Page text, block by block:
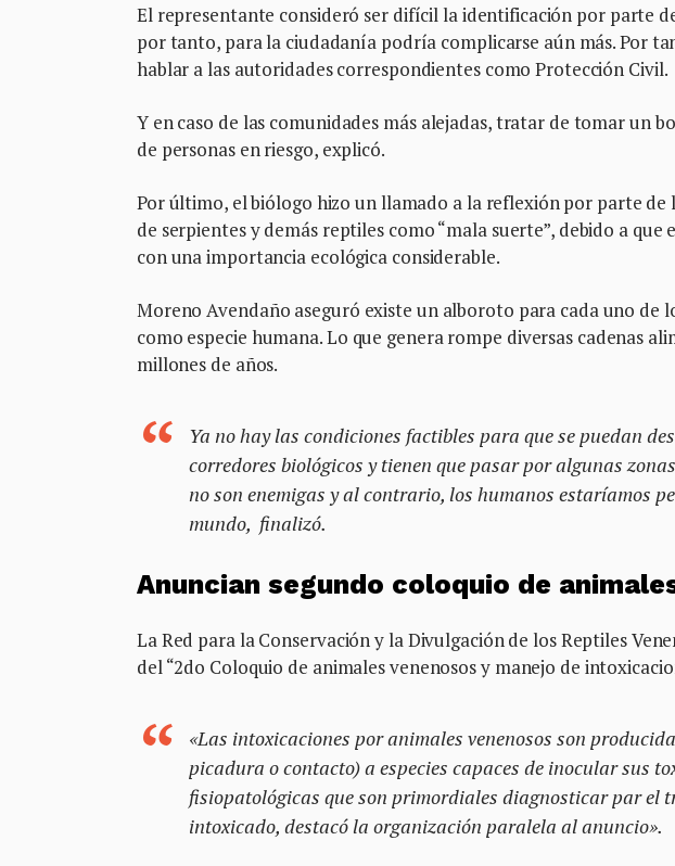
El representante consideró ser difícil la identificación por parte
por tanto, para la ciudadanía podría complicarse aún más. Por
hablar a las autoridades correspondientes como Protección Civil.
Y en caso de las comunidades más alejadas, tratar de tomar un
de personas en riesgo, explicó.
Por último, el biólogo hizo un llamado a la reflexión por parte
de serpientes y demás reptiles como “mala suerte”, debido a
con una importancia ecológica considerable.
Moreno Avendaño aseguró existe un alboroto para cada uno de
como especie humana. Lo que genera rompe diversas cadenas
millones de años.
Ya no hay las condiciones factibles para que se puedan
corredores biológicos y tienen que pasar por algunas
no son enemigas y al contrario, los humanos estaríamos
mundo, finalizó.
Anuncian segundo coloquio de
La Red para la Conservación y la Divulgación de los Reptiles
del “2do Coloquio de animales venenosos y manejo de
«Las intoxicaciones por animales venenosos son
picadura o contacto) a especies capaces de inocular sus
fisiopatológicas que son primordiales diagnosticar par el
intoxicado, destacó la organización paralela al anuncio».